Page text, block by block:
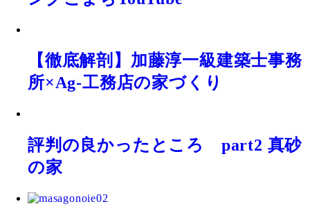
【徹底解剖】加藤淳一級建築士事務
所×Ag-工務店の家づくり
評判の良かったところ part2 真砂
の家